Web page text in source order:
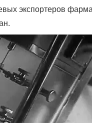
экспортеров